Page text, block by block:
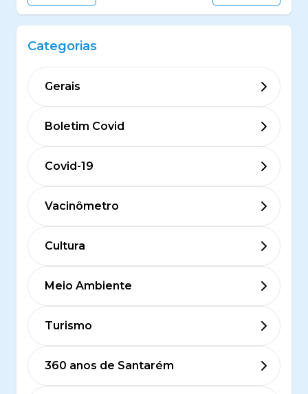
Categorias
Gerais
Boletim Covid
Covid-19
Vacinômetro
Cultura
Meio Ambiente
Turismo
360 anos de Santarém